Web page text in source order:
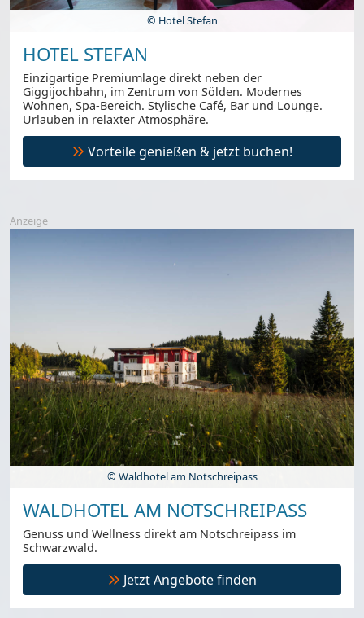
© Hotel Stefan
HOTEL STEFAN
Einzigartige Premiumlage direkt neben der
Giggijochbahn, im Zentrum von Sölden. Modernes
Wohnen, Spa-Bereich. Stylische Café, Bar und Lounge.
Urlauben in relaxter Atmosphäre.
Vorteile genießen & jetzt buchen!
Anzeige
© Waldhotel am Notschreipass
WALDHOTEL AM NOTSCHREIPASS
Genuss und Wellness direkt am Notschreipass im
Schwarzwald.
Jetzt Angebote finden